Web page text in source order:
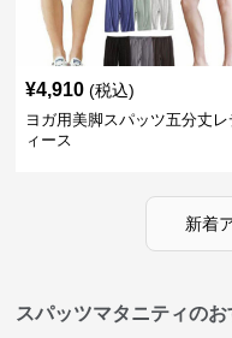
¥4,910 (税込)
ヨガ用美脚スパッツ五分丈レ
ィース
新着
スパッツマタニティの